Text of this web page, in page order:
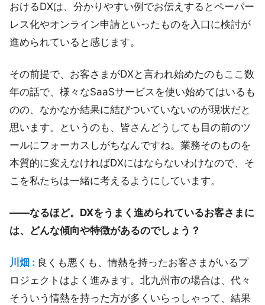
おけるDXは、分かりやすい例でお伝えするとペーパー
レス化やオンライン申請といったものを入口に検討が
進められていると感じます。
その前提で、お客さまがDXと言われ始めたのもここ数
年の話で、様々なSaaSサービスを使い始めてはいるも
のの、なかなか結果に結びついていないのが現状だと
思います。というのも、皆さんどうしても目の前のツ
ールにフォーカスしがちなんですね。業務そのものを
本質的に変えなければDXにはならないわけなので、そ
こを私たちは一緒に考えるようにしています。
――なるほど。DXをうまく進められているお客さまに
は、どんな傾向や特徴があるのでしょう？
川畑 : 良くも悪くも、情熱を持ったお客さまがいるプ
ロジェクトはよく進みます。北九州市の場合は、代々
そういう情熱を持った方が多くいらっしゃって、結果